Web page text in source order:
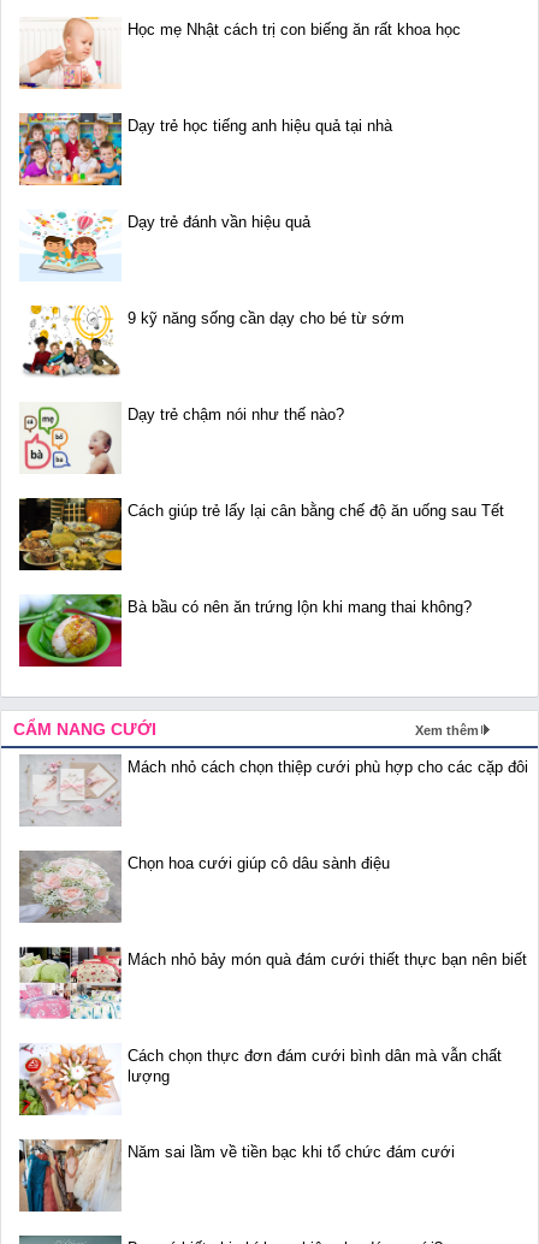
Học mẹ Nhật cách trị con biếng ăn rất khoa học
Dạy trẻ học tiếng anh hiệu quả tại nhà
Dạy trẻ đánh vần hiệu quả
9 kỹ năng sống cần dạy cho bé từ sớm
Dạy trẻ chậm nói như thế nào?
Cách giúp trẻ lấy lại cân bằng chế độ ăn uống sau Tết
Bà bầu có nên ăn trứng lộn khi mang thai không?
CẨM NANG CƯỚI Xem thêm
Mách nhỏ cách chọn thiệp cưới phù hợp cho các cặp đôi
Chọn hoa cưới giúp cô dâu sành điệu
Mách nhỏ bảy món quà đám cưới thiết thực bạn nên biết
Cách chọn thực đơn đám cưới bình dân mà vẫn chất
lượng
Năm sai lầm về tiền bạc khi tổ chức đám cưới